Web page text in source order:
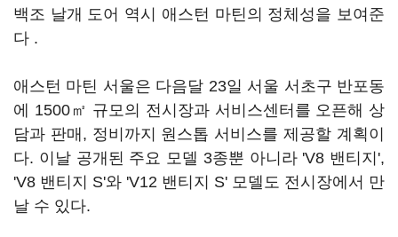
백조 날개 도어 역시 애스턴 마틴의 정체성을 보여준
다 .
애스턴 마틴 서울은 다음달 23일 서울 서초구 반포동
에 1500㎡ 규모의 전시장과 서비스센터를 오픈해 상
담과 판매, 정비까지 원스톱 서비스를 제공할 계획이
다. 이날 공개된 주요 모델 3종뿐 아니라 'V8 밴티지',
'V8 밴티지 S'와 'V12 밴티지 S' 모델도 전시장에서 만
날 수 있다.